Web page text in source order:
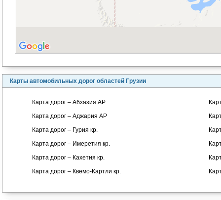
Карты автомобильных дорог областей Грузии
Карта дорог – Абхазия АР
Карта дорог – Аджария АР
Карта дорог – Гурия кр.
Карта дорог – Имеретия кр.
Карта дорог – Кахетия кр.
Карта дорог – Квемо-Картли кр.